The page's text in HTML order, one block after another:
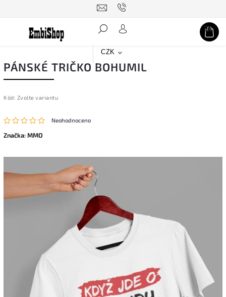
CZK
Hledat
PÁNSKÉ TRIČKO BOHUMIL
Kód: Zvolte variantu
Neohodnoceno
Značka:MMO